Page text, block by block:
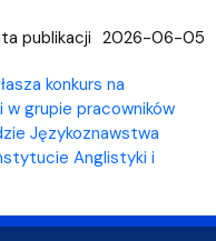
publikacji 2026-06-05
konkurs na
grupie pracowników
Językoznawstwa
Anglistyki i